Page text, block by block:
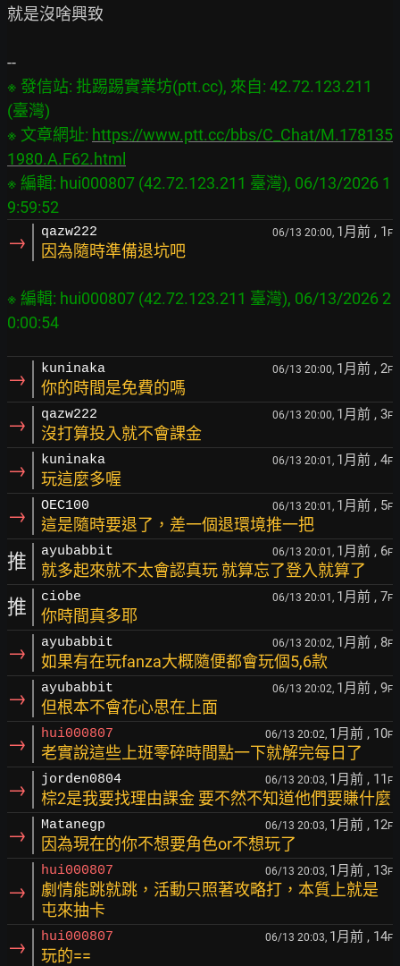
就是沒啥興致
※ 發信站: 批踢踢實業坊(ptt.cc), 來自: 42.72.123.211
(臺灣)
※ 文章網址: https://www.ptt.cc/bbs/C_Chat/M.178135
1980.A.F62.html
※ 編輯: hui000807 (42.72.123.211 臺灣), 06/13/2026 1
9:59:52
→ qazw222 06/13 20:00, 1月前 , 1 F
因為隨時準備退坑吧
※ 編輯: hui000807 (42.72.123.211 臺灣), 06/13/2026 2
→ kuninaka 06/13 20:00, 1月前 , 2F
你的時間是免費的嗎
→ qazw222 06/13 20:00, 1月前 , 3F
沒打算投入就不會課金
→ kuninaka 06/13 20:01, 1月前 , 4F
玩這麼多喔
→ OEC100 06/13 20:01, 1月前 , 5F
這是隨時要退了，差一個退環境推一把
推 ayubabbit 06/13 20:01, 1月前 , 6F
就多起來就不太會認真玩 就算忘了登入就算了
推 ciobe 06/13 20:01, 1月前 , 7F
你時間真多耶
→ ayubabbit 06/13 20:02, 1月前 , 8F
如果有在玩fanza大概隨便都會玩個5,6款
→ ayubabbit 06/13 20:02, 1月前 , 9F
但根本不會花心思在上面
→ hui000807 06/13 20:02, 1月前 , 10F
老實說這些上班零碎時間點一下就解完每日了
→ jorden0804 06/13 20:03, 1月前 , 11 F
棕2是我要找理由課金 要不然不知道他們要賺什麼
→ Matanegp 06/13 20:03, 1月前 , 12F
因為現在的你不想要角色or不想玩了
→
hui000807 06/13 20:03, 1月前 , 13F
劇情能跳就跳，活動只照著攻略打，本質上就是
屯來抽卡
→ hui000807 06/13 20:03, 1月前 , 14F
玩的==